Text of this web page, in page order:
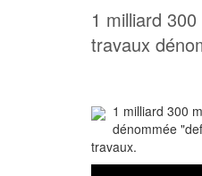
1 milliard
travaux
1 milliard 300
dénommée
travaux.